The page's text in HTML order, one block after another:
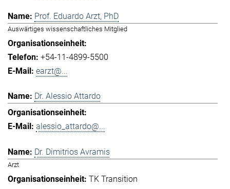
Prof. Eduardo Arzt, PhD
Auswärtiges wissenschaftliches Mitglied
+54-11-4899-5500
earzt@...
Dr. Alessio Attardo
alessio_attardo@...
Dr. Dimitrios Avramis
Arzt
TK Transition